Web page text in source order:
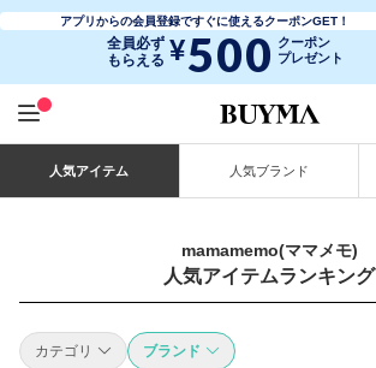
アプリからの会員登録ですぐに使えるクーポンGET！
全員必ず
もらえる ¥500 クーポン
プレゼント
人気アイテム 人気ブランド
mamamemo(ママメモ)
人気アイテムランキング
カテゴリ ブランド